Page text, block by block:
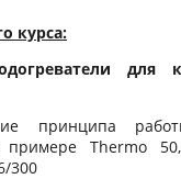
курса:
для
принципа
примере Thermo
300